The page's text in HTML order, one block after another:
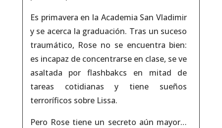
Es primavera en la Academia San Vladimir
y se acerca la graduación. Tras un suceso
traumático, Rose no se encuentra bien:
es incapaz de concentrarse en clase, se ve
asaltada por flashbakcs en mitad de
tareas cotidianas y tiene sueños
terroríficos sobre Lissa.
Pero Rose tiene un secreto aún mayor…